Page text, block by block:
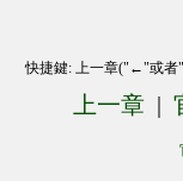
快捷鍵: 上一章("←"或
上一章 |